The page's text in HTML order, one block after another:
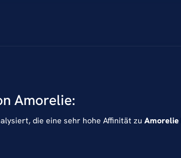
Amorelie:
die eine sehr hohe Affinität zu Amorelie